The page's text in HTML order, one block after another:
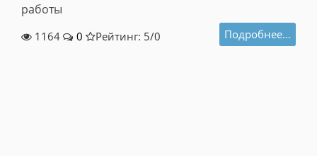
работы
1164 0 Рейтинг: 5/0 Подробнее...